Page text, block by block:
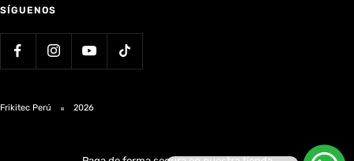
SÍGUENOS
Frikitec Perú 2026